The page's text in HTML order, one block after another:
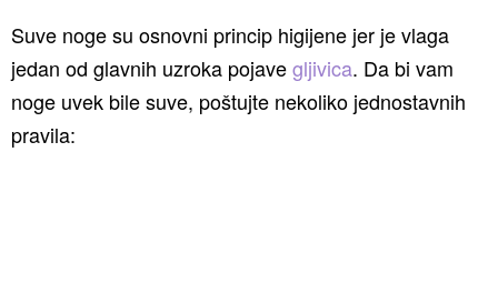
Suve noge su osnovni princip higijene jer je vlaga
jedan od glavnih uzroka pojavegljivica. Da bi vam
noge uvek bile suve, poštujte nekoliko jednostavnih
pravila: